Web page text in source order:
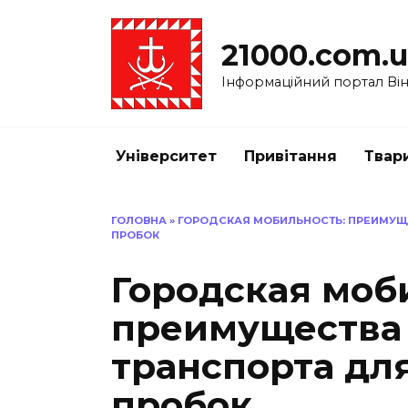
Інформаційний портал
Університет Привітання
ГОЛОВНА » ГОРОДСКАЯ МОБИЛЬНОСТЬ:
ПРОБОК
Городская
преимущества
транспорта